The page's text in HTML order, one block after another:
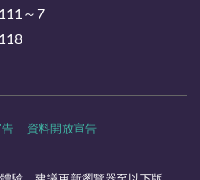
～7
告 資料開放宣告